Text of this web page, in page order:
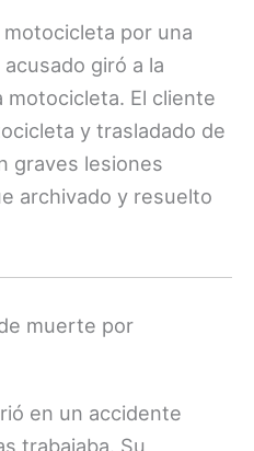
por una
giró a la
El cliente
y trasladado de
graves lesiones
archivado y resuelto
muerte por
en un accidente
trabajaba. Su